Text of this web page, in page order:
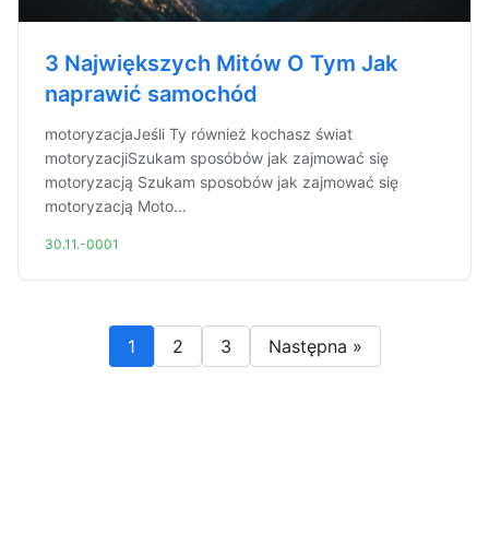
3 Największych Mitów O Tym Jak
naprawić samochód
motoryzacjaJeśli Ty również kochasz świat
motoryzacjiSzukam sposóbów jak zajmować się
motoryzacją Szukam sposobów jak zajmować się
motoryzacją Moto...
30.11.-0001
1 2 3 Następna »